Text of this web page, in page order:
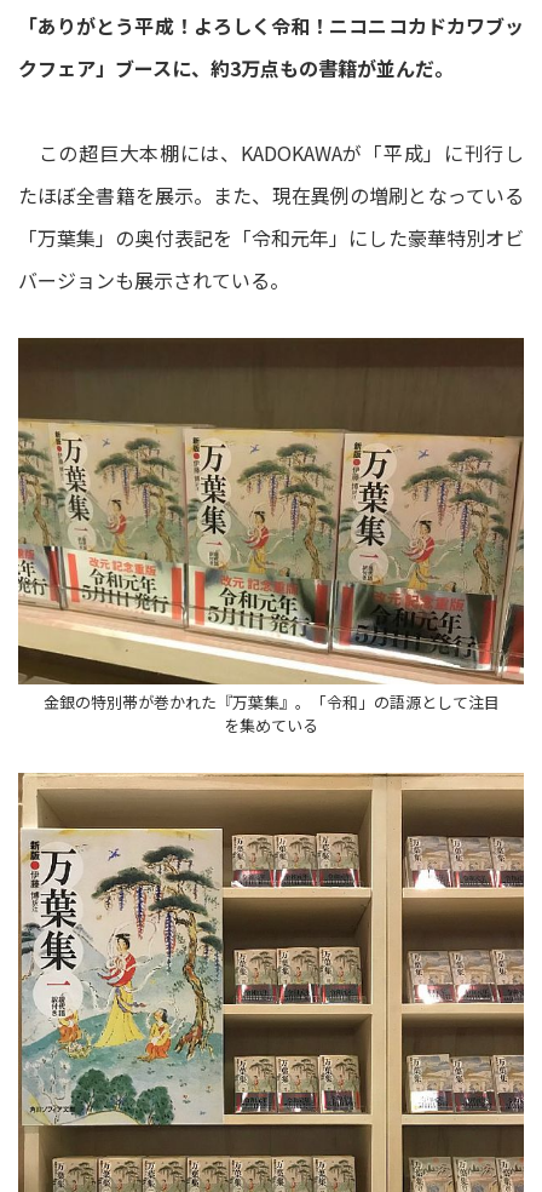
「ありがとう平成！よろしく令和！ニコニコカドカワブッ
クフェア」ブースに、約3万点もの書籍が並んだ。
この超巨大本棚には、KADOKAWAが「平成」に刊行し
たほぼ全書籍を展示。また、現在異例の増刷となっている
「万葉集」の奥付表記を「令和元年」にした豪華特別オビ
バージョンも展示されている。
金銀の特別帯が巻かれた『万葉集』。「令和」の語源として注目
を集めている